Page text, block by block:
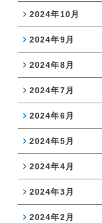
2024年10月
2024年9月
2024年8月
2024年7月
2024年6月
2024年5月
2024年4月
2024年3月
2024年2月